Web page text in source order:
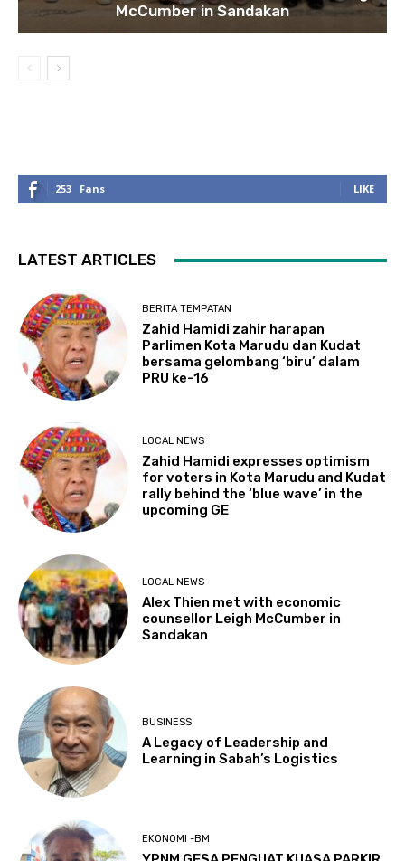
McCumber in Sandakan
253 Fans LIKE
LATEST ARTICLES
BERITA TEMPATAN
Zahid Hamidi zahir harapan
Parlimen Kota Marudu dan Kudat
bersama gelombang ‘biru’ dalam
PRU ke-16
LOCAL NEWS
Zahid Hamidi expresses optimism
for voters in Kota Marudu and Kudat
rally behind the ‘blue wave’ in the
upcoming GE
LOCAL NEWS
Alex Thien met with economic
counsellor Leigh McCumber in
Sandakan
BUSINESS
A Legacy of Leadership and
Learning in Sabah’s Logistics
EKONOMI -BM